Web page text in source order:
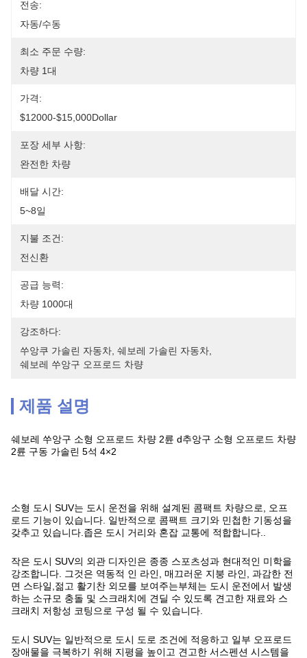
전송:
자동/수동
최소 주문 수량:
차량 1대
가격:
$12000-$15,000Dollar
포장 세부 사항:
완전한 차량
배달 시간:
5~8일
지불 조건:
전신환
공급 능력:
차량 1000대
강조하다:
쑤앙쿠 가솔린 자동차 쉐보레 가솔린 자동차
쉐보레 쑤앙구 오프로드 차량
제품 설명
쉐보레 쑤앙구 소형 오프로드 차량 2륜 d추앙구 소형 오프로드 차량
2륜 구동 가솔린 5석 4×2
소형 도시 SUV는 도시 운전을 위해 설계된 콤팩트 차량으로, 오프
로드 기능이 있습니다. 일반적으로 콤팩트 크기와 민첩한 기동성을
갖추고 있습니다.좁은 도시 거리와 혼잡 교통에 적합합니다..
작은 도시 SUV의 외관 디자인은 종종 스포츠성과 현대적인 미학을
강조합니다. 그것은 역동적 인 라인, 매끄러운 지붕 라인, 과감한 전
면 스타일,젊고 활기찬 외모를 보여주는부체는 도시 운전에서 발생
하는 소규모 충돌 및 스크래치에 견딜 수 있도록 견고한 재료와 스
크래치 저항성 코팅으로 구성 될 수 있습니다.
도시 SUV는 일반적으로 도시 도로 조건에 적응하고 일부 오프로드
장애물을 극복하기 위해 지평을 높이고 견고한 서스펜션 시스템을